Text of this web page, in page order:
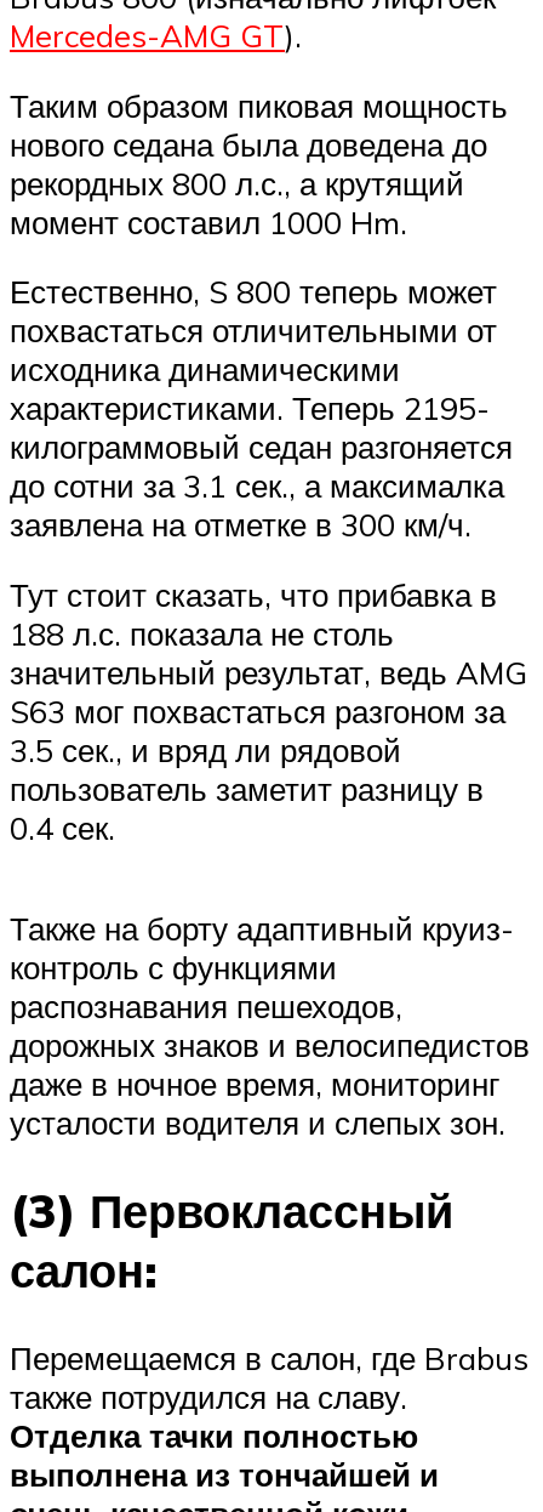
Mercedes-AMG GT).
Таким образом пиковая мощность
нового седана была доведена до
рекордных 800 л.с., а крутящий
момент составил 1000 Hm.
Естественно, S 800 теперь может
похвастаться отличительными от
исходника динамическими
характеристиками. Теперь 2195-
килограммовый седан разгоняется
до сотни за 3.1 сек., а максималка
заявлена на отметке в 300 км/ч.
Тут стоит сказать, что прибавка в
188 л.с. показала не столь
значительный результат, ведь AMG
S63 мог похвастаться разгоном за
3.5 сек., и вряд ли рядовой
пользователь заметит разницу в
0.4 сек.
Также на борту адаптивный круиз-
контроль с функциями
распознавания пешеходов,
дорожных знаков и велосипедистов
даже в ночное время, мониторинг
усталости водителя и слепых зон.
(3) Первоклассный
салон:
Перемещаемся в салон, где Brabus
также потрудился на славу.
Отделка тачки полностью
выполнена из тончайшей и